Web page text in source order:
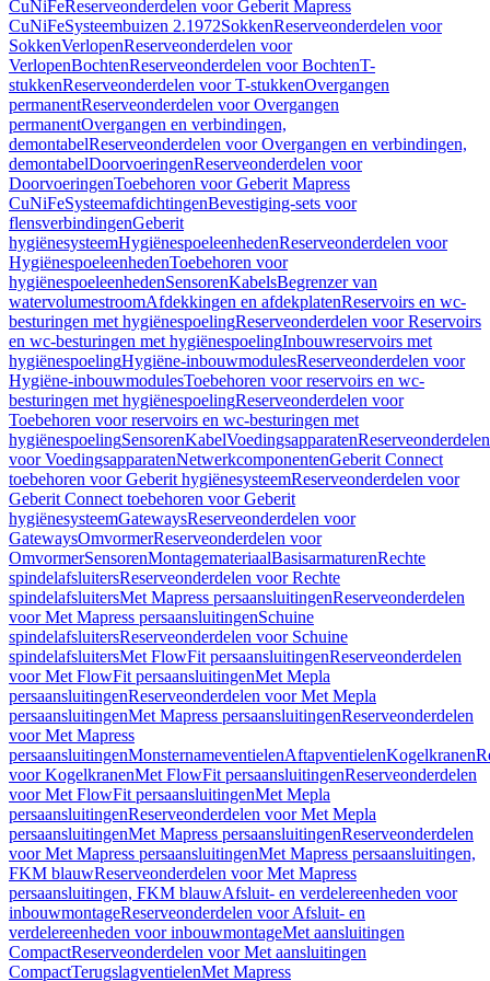
CuNiFeReserveonderdelen voor Geberit Mapress
CuNiFeSysteembuizen 2.1972SokkenReserveonderdelen voor
SokkenVerlopenReserveonderdelen voor
VerlopenBochtenReserveonderdelen voor BochtenT-
stukkenReserveonderdelen voor T-stukkenOvergangen
permanentReserveonderdelen voor Overgangen
permanentOvergangen en verbindingen,
demontabelReserveonderdelen voor Overgangen en verbindingen,
demontabelDoorvoeringenReserveonderdelen voor
DoorvoeringenToebehoren voor Geberit Mapress
CuNiFeSysteemafdichtingenBevestiging-sets voor
flensverbindingenGeberit
hygiënesysteemHygiënespoeleenhedenReserveonderdelen voor
HygiënespoeleenhedenToebehoren voor
hygiënespoeleenhedenSensorenKabelsBegrenzer van
watervolumestroomAfdekkingen en afdekplatenReservoirs en wc-
besturingen met hygiënespoelingReserveonderdelen voor Reservoirs
en wc-besturingen met hygiënespoelingInbouwreservoirs met
hygiënespoelingHygiëne-inbouwmodulesReserveonderdelen voor
Hygiëne-inbouwmodulesToebehoren voor reservoirs en wc-
besturingen met hygiënespoelingReserveonderdelen voor
Toebehoren voor reservoirs en wc-besturingen met
hygiënespoelingSensorenKabelVoedingsapparatenReserveonderdelen
voor VoedingsapparatenNetwerkcomponentenGeberit Connect
toebehoren voor Geberit hygiënesysteemReserveonderdelen voor
Geberit Connect toebehoren voor Geberit
hygiënesysteemGatewaysReserveonderdelen voor
GatewaysOmvormerReserveonderdelen voor
OmvormerSensorenMontagemateriaalBasisarmaturenRechte
spindelafsluitersReserveonderdelen voor Rechte
spindelafsluitersMet Mapress persaansluitingenReserveonderdelen
voor Met Mapress persaansluitingenSchuine
spindelafsluitersReserveonderdelen voor Schuine
spindelafsluitersMet FlowFit persaansluitingenReserveonderdelen
voor Met FlowFit persaansluitingenMet Mepla
persaansluitingenReserveonderdelen voor Met Mepla
persaansluitingenMet Mapress persaansluitingenReserveonderdelen
voor Met Mapress
persaansluitingenMonsternameventielenAftapventielenKogelkranen
voor KogelkranenMet FlowFit persaansluitingenReserveonderdelen
voor Met FlowFit persaansluitingenMet Mepla
persaansluitingenReserveonderdelen voor Met Mepla
persaansluitingenMet Mapress persaansluitingenReserveonderdelen
voor Met Mapress persaansluitingenMet Mapress persaansluitingen,
FKM blauwReserveonderdelen voor Met Mapress
persaansluitingen, FKM blauwAfsluit- en verdelereenheden voor
inbouwmontageReserveonderdelen voor Afsluit- en
verdelereenheden voor inbouwmontageMet aansluitingen
CompactReserveonderdelen voor Met aansluitingen
CompactTerugslagventielenMet Mapress